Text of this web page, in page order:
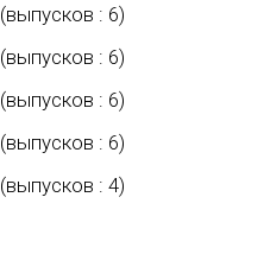
(выпусков : 6)
(выпусков : 6)
(выпусков : 6)
(выпусков : 6)
(выпусков : 4)